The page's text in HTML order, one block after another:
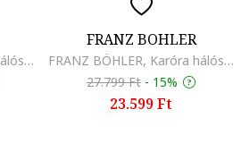
FRANZ BÖHLER, Karóra hálós szíjjal, Aranyszín
FRANZ BOHLER
FRANZ BÖHLER, Karóra hálós szíjjal, Ezüstszín
27.799 Ft - 15%
23.599 Ft